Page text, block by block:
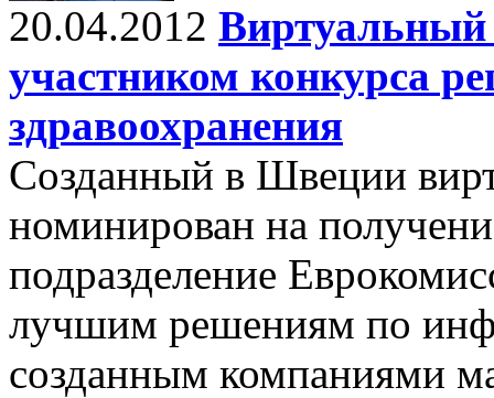
20.04.2012 Виртуальный
участником конкурса
здравоохранения
Созданный в Швеции
номинирован на
подразделение
лучшим решениям по
созданным компаниями